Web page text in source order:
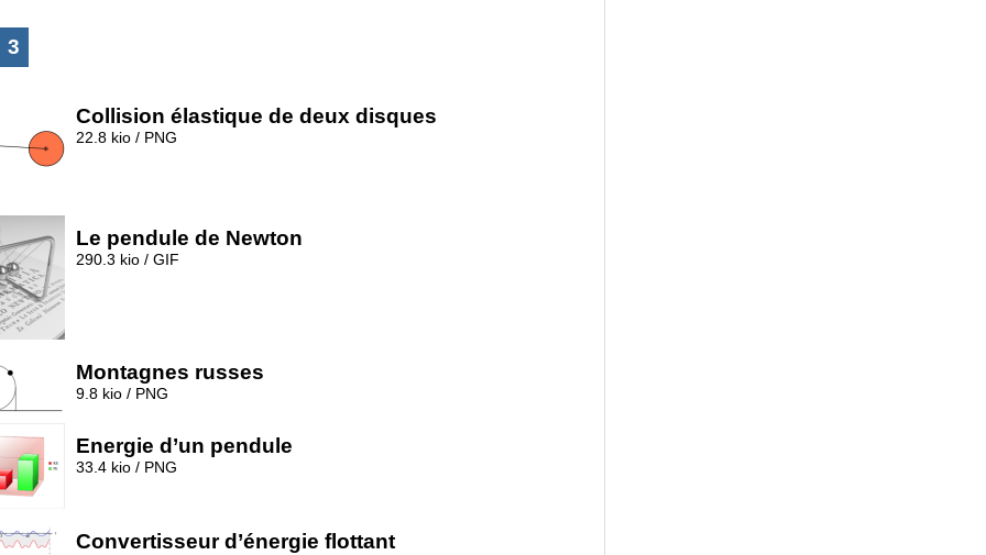
3
Collision élastique de deux disques
22.8 kio / PNG
Le pendule de Newton
290.3 kio / GIF
Montagnes russes
9.8 kio / PNG
Energie d’un pendule
33.4 kio / PNG
Convertisseur d’énergie flottant